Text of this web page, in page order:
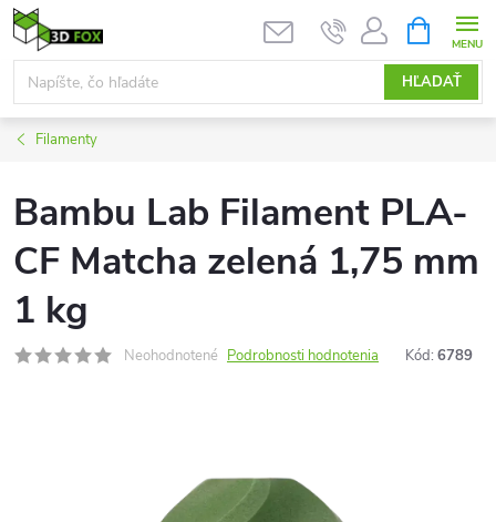
Prejsť
na
obsah
HĽADAŤ
KOŠÍK
Filamenty
Bambu Lab Filament PLA-
CF Matcha zelená 1,75 mm
1 kg
Neohodnotené Podrobnosti hodnotenia Kód: 6789